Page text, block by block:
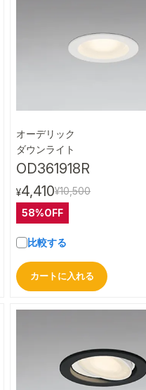
オーデリック
ダウンライト
OD361918R
¥4,410¥10,500
58%OFF
比較する
カートに入れる